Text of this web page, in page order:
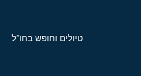
טיולים וחופש בחו"ל